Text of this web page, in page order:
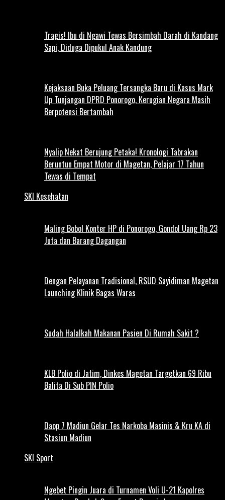
Tragis! Ibu di Ngawi Tewas Bersimbah Darah di Kandang
Sapi, Diduga Dipukul Anak Kandung
Kejaksaan Buka Peluang Tersangka Baru di Kasus Mark
Up Tunjangan DPRD Ponorogo, Kerugian Negara Masih
Berpotensi Bertambah
Nyalip Nekat Berujung Petaka! Kronologi Tabrakan
Beruntun Empat Motor di Magetan, Pelajar 17 Tahun
Tewas di Tempat
SKI Kesehatan
Maling Bobol Konter HP di Ponorogo, Gondol Uang Rp 23
Juta dan Barang Dagangan
Dengan Pelayanan Tradisional, RSUD Sayidiman Magetan
Launching Klinik Bagas Waras
Sudah Halalkah Makanan Pasien Di Rumah Sakit ?
KLB Polio di Jatim, Dinkes Magetan Targetkan 69 Ribu
Balita Di Sub PIN Polio
Daop 7 Madiun Gelar Tes Narkoba Masinis & Kru KA di
Stasiun Madiun
SKI Sport
Ngebet Pingin Juara di Turnamen Voli U-21 Kapolres